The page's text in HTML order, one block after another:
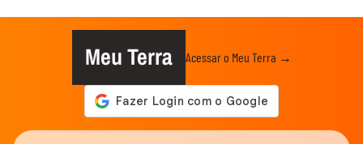
Meu Terra Acessar o Meu Terra →